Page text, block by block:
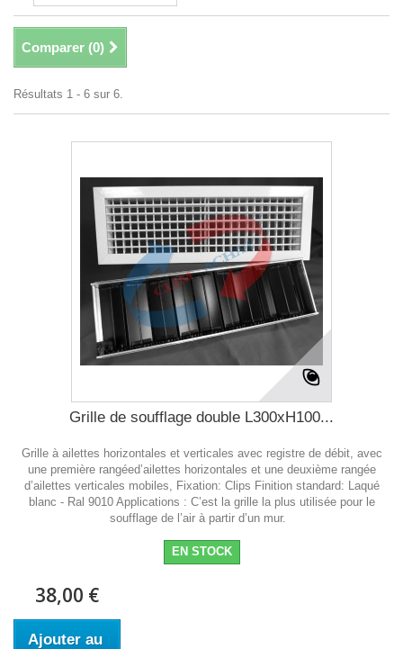
Comparer (0)
Résultats 1 - 6 sur 6.
Grille de soufflage double L300xH100...
Grille à ailettes horizontales et verticales avec registre de débit, avec
une première rangéed’ailettes horizontales et une deuxième rangée
d’ailettes verticales mobiles, Fixation: Clips Finition standard: Laqué
blanc - Ral 9010 Applications : C’est la grille la plus utilisée pour le
soufflage de l’air à partir d’un mur.
EN STOCK
38,00 €
Ajouter au